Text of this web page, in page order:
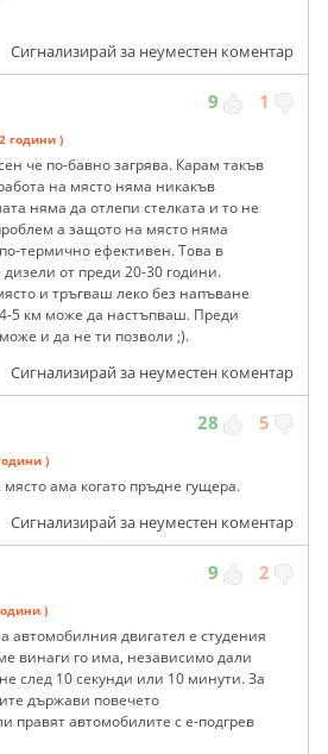
Сигнализирай за неуместен коментар
9 1
години )
че по-бавно загрява. Карам такъв
на място няма никакъв
няма да отлепи стелката и то не
а защото на място няма
термично ефективен. Това в
от преди 20-30 години.
и тръгваш леко без напъване
4-5 км може да настъпваш. Преди
и да не ти позволи ;).
Сигнализирай за неуместен коментар
28 5
)
ама когато пръдне гущера.
Сигнализирай за неуместен коментар
9 2
)
автомобилния двигател е студения
винаги го има, независимо дали
след 10 секунди или 10 минути. За
държави повечето
правят автомобилите с е-подгрев